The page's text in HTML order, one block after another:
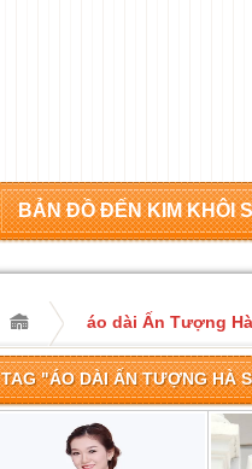
BẢN ĐỒ ĐẾN KIM KHÔI
áo dài Ấn Tượng
TAG "ÁO DÀI ẤN TƯỢNG HÀ